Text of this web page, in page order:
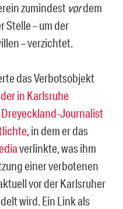
zu­mindest vordem
Stelle – um der
– verzichtet.
das Verbotsobjekt
in Karlsruhe
Journalist
, in dem er das
verlinkte, was ihm
einer verbotenen
vor der Karlsruher
wird. Ein Link als